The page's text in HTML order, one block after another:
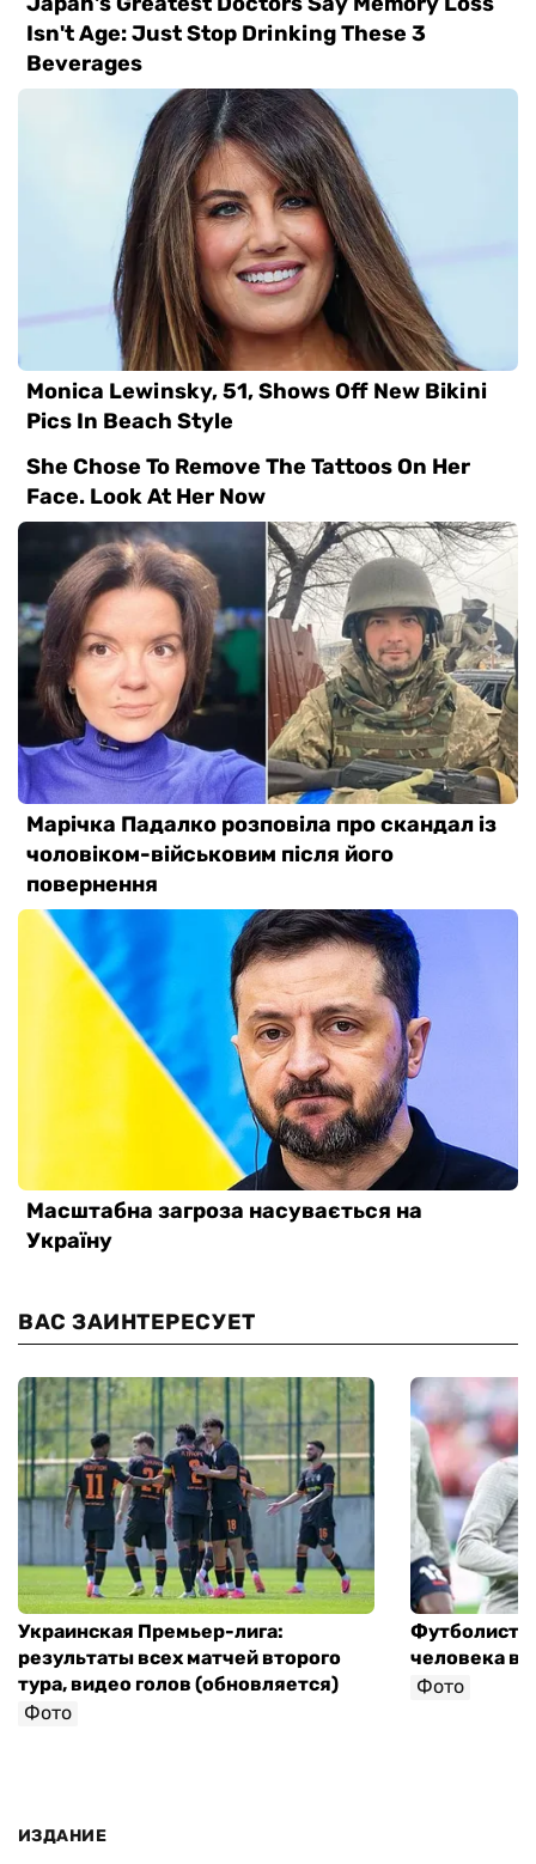
ВАС ЗАИНТЕРЕСУЕТ
Украинская Премьер-лига:
результаты всех матчей второго
тура, видео голов (обновляется)
Фото
Футболист
человека в
Фото
ИЗДАНИЕ